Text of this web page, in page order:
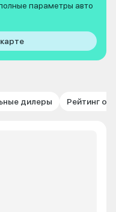
параметры авто
дилеры Рейтинг